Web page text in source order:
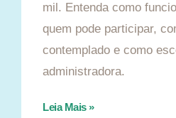
mil. Entenda como
quem pode participar,
contemplado e como
administradora.
Leia Mais »